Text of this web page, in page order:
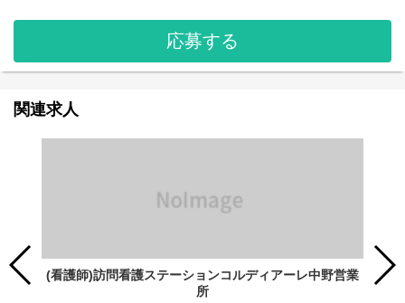
応募する
関連求人
(看護師)訪問看護ステーションコルディアーレ中野営業
所